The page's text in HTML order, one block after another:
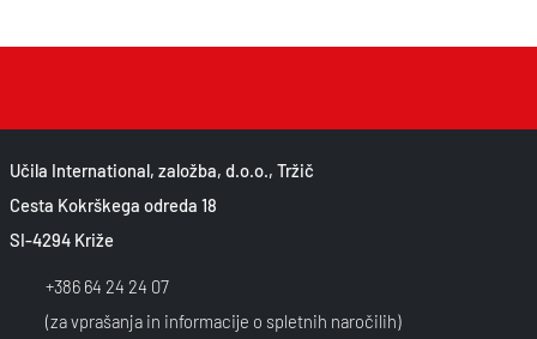
Učila International, založba, d.o.o., Tržič
Cesta Kokrškega odreda 18
SI-4294 Križe
+386 64 24 24 07
(za vprašanja in informacije o spletnih naročilih)